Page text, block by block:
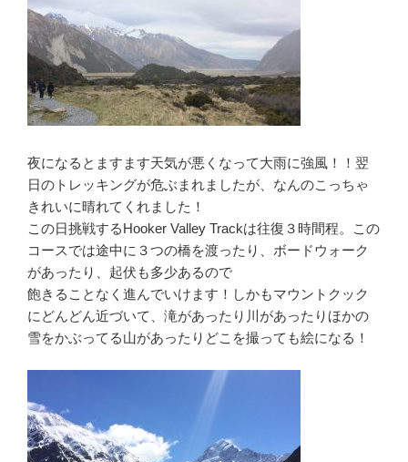
夜になるとますます天気が悪くなって大雨に強風！！翌
日のトレッキングが危ぶまれましたが、なんのこっちゃ
きれいに晴れてくれました！
この日挑戦するHooker Valley Trackは往復３時間程。この
コースでは途中に３つの橋を渡ったり、ボードウォーク
があったり、起伏も多少あるので
飽きることなく進んでいけます！しかもマウントクック
にどんどん近づいて、滝があったり川があったりほかの
雪をかぶってる山があったりどこを撮っても絵になる！